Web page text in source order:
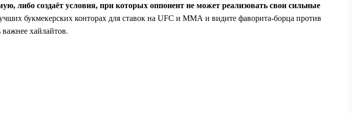
либо создаёт условия, при которых оппонент не может реализовать свои сильные
букмекерских конторах для ставок на UFC и ММА и видите фаворита‑борца против
хайлайтов.